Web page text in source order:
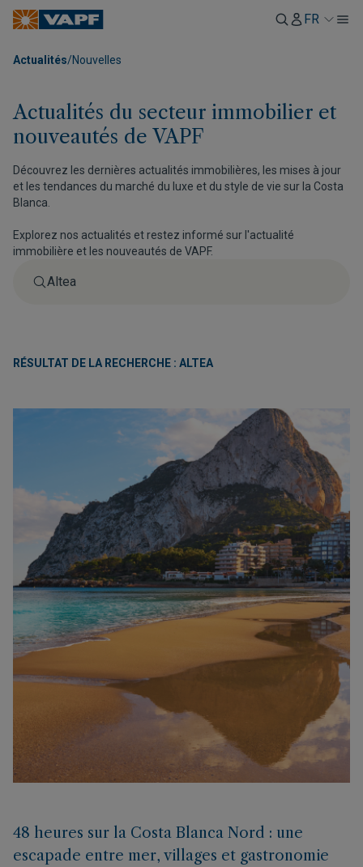
FR
Actualités/Nouvelles
Actualités du secteur immobilier et
nouveautés de VAPF
Découvrez les dernières actualités immobilières, les mises à jour
et les tendances du marché du luxe et du style de vie sur la Costa
Blanca.
Explorez nos actualités et restez informé sur l'actualité
immobilière et les nouveautés de VAPF.
RÉSULTAT DE LA RECHERCHE : ALTEA
48 heures sur la Costa Blanca Nord : une
escapade entre mer, villages et gastronomie